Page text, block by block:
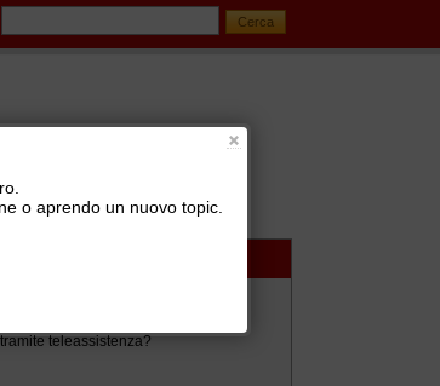
teleassistenza?
o aprendo un nuovo topic.